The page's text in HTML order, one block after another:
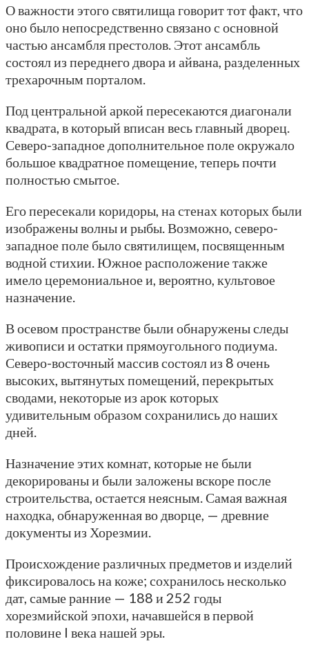
О важности этого святилища говорит тот факт, что
оно было непосредственно связано с основной
частью ансамбля престолов. Этот ансамбль
состоял из переднего двора и айвана, разделенных
трехарочным порталом.
Под центральной аркой пересекаются диагонали
квадрата, в который вписан весь главный дворец.
Северо-западное дополнительное поле окружало
большое квадратное помещение, теперь почти
полностью смытое.
Его пересекали коридоры, на стенах которых были
изображены волны и рыбы. Возможно, северо-
западное поле было святилищем, посвященным
водной стихии. Южное расположение также
имело церемониальное и, вероятно, культовое
назначение.
В осевом пространстве были обнаружены следы
живописи и остатки прямоугольного подиума.
Северо-восточный массив состоял из 8 очень
высоких, вытянутых помещений, перекрытых
сводами, некоторые из арок которых
удивительным образом сохранились до наших
дней.
Назначение этих комнат, которые не были
декорированы и были заложены вскоре после
строительства, остается неясным. Самая важная
находка, обнаруженная во дворце, — древние
документы из Хорезмии.
Происхождение различных предметов и изделий
фиксировалось на коже; сохранилось несколько
дат, самые ранние — 188 и 252 годы
хорезмийской эпохи, начавшейся в первой
половине I века нашей эры.